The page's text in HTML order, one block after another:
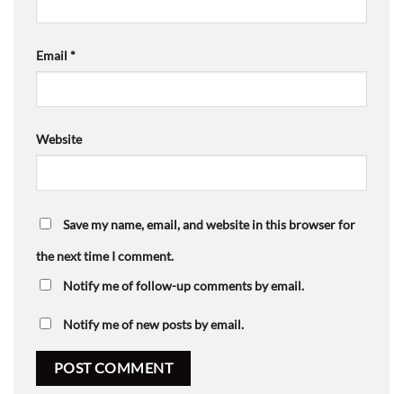
Email *
Website
Save my name, email, and website in this browser for
the next time I comment.
Notify me of follow-up comments by email.
Notify me of new posts by email.